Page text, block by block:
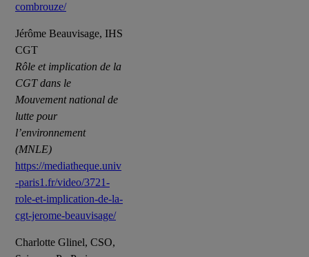
combrouze/
Jérôme Beauvisage, IHS
CGT
Rôle et implication de la
CGT dans le
Mouvement national de
lutte pour
l’environnement
(MNLE)
https://mediatheque.univ
-paris1.fr/video/3721-
role-et-implication-de-la-
cgt-jerome-beauvisage/
Charlotte Glinel, CSO,